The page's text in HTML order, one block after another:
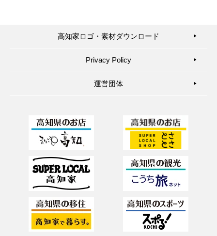
高知家ロゴ・素材ダウンロード ▶︎
Privacy Policy ▶︎
運営団体 ▶︎